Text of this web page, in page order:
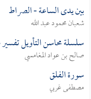
بين يدى الساعة - الصراط
شعبان محمود عبد الله
سلسلة محاسن التأويل تفسير
صالح بن عواد المغامسي
سورة الفلق
مصطفى غربي